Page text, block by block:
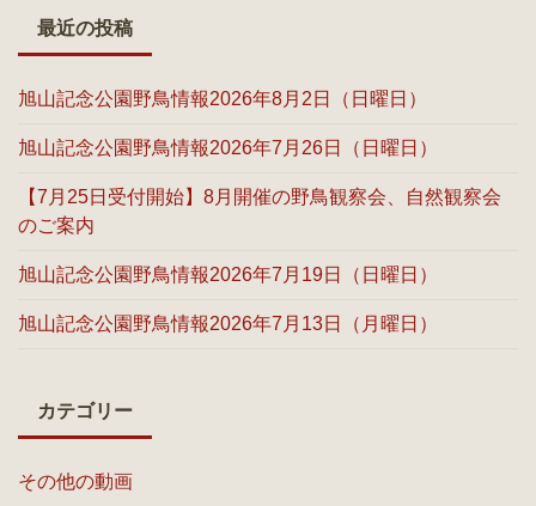
最近の投稿
旭山記念公園野鳥情報2026年8月2日（日曜日）
旭山記念公園野鳥情報2026年7月26日（日曜日）
【7月25日受付開始】8月開催の野鳥観察会、自然観察会
のご案内
旭山記念公園野鳥情報2026年7月19日（日曜日）
旭山記念公園野鳥情報2026年7月13日（月曜日）
カテゴリー
その他の動画